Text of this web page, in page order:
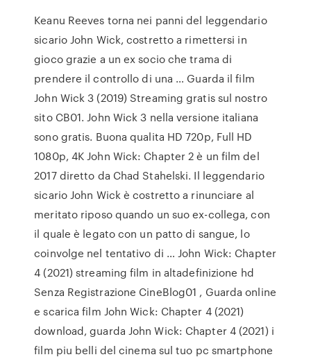
Keanu Reeves torna nei panni del leggendario
sicario John Wick, costretto a rimettersi in
gioco grazie a un ex socio che trama di
prendere il controllo di una … Guarda il film
John Wick 3 (2019) Streaming gratis sul nostro
sito CB01. John Wick 3 nella versione italiana
sono gratis. Buona qualita HD 720p, Full HD
1080p, 4K John Wick: Chapter 2 è un film del
2017 diretto da Chad Stahelski. Il leggendario
sicario John Wick è costretto a rinunciare al
meritato riposo quando un suo ex-collega, con
il quale è legato con un patto di sangue, lo
coinvolge nel tentativo di … John Wick: Chapter
4 (2021) streaming film in altadefinizione hd
Senza Registrazione CineBlog01 , Guarda online
e scarica film John Wick: Chapter 4 (2021)
download, guarda John Wick: Chapter 4 (2021) i
film piu belli del cinema sul tuo pc smartphone